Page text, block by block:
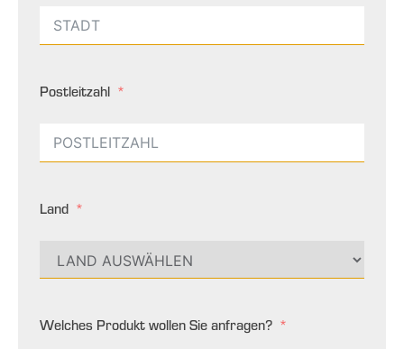
Postleitzahl
Land
Welches Produkt wollen Sie anfragen?